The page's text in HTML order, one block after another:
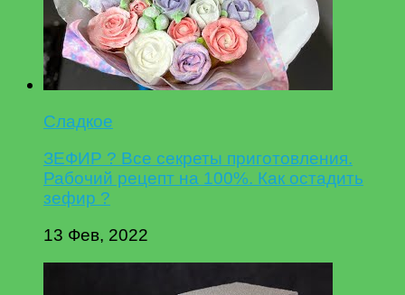
Сладкое
ЗЕФИР ? Все секреты приготовления.
Рабочий рецепт на 100%. Как остадить
зефир ?
13 Фев, 2022